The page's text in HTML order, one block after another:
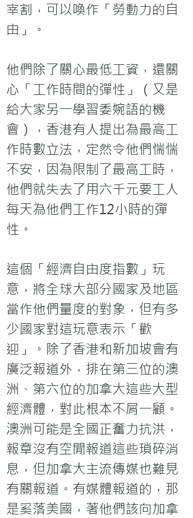
宰割，可以喚作「勞動力的自
由」。
他們除了關心最低工資，還關
心「工作時間的彈性」（又是
給大家另一學習委婉語的機
會），香港有人提出為最高工
作時數立法，定然令他們惴惴
不安，因為限制了最高工時，
他們就失去了用六千元要工人
每天為他們工作12小時的彈
性。
這個「經濟自由度指數」玩
意，將全球大部分國家及地區
當作他們量度的對象，但有多
少國家對這玩意表示「歡
迎」。除了香港和新加坡會有
廣泛報道外，排在第三位的澳
洲、第六位的加拿大這些大型
經濟體，對此根本不屑一顧。
澳洲可能是全國正奮力抗洪，
報章沒有空閒報道這些瑣碎消
息，但加拿大主流傳媒也難見
有關報道。有媒體報道的，那
是奚落美國，著他們該向加拿